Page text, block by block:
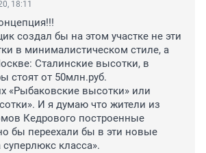
18:11
создал бы на этом участке не эти
в минималистическом стиле, а
Сталинские высотки, в
стоят от 50млн.руб.
«Рыбаковские высотки» или
И я думаю что жители из
Кедрового построенные
бы переехали бы в эти новые
класса».